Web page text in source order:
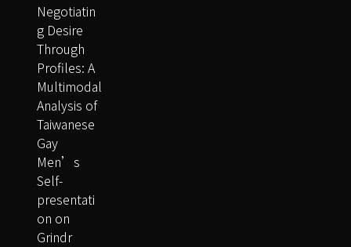
Negotiatin
g Desire
Through
Profiles: A
Multimodal
Analysis of
Taiwanese
Gay
Men’s
Self-
presentati
on on
Grindr